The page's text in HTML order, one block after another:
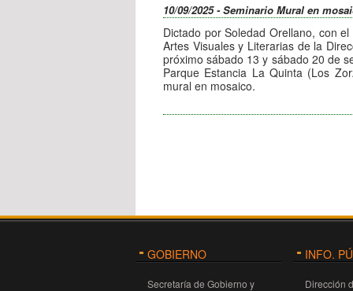
La visita de Bajków reviste una
cultura local y para la
fortalecer los lazos con la memoria y
autor que escribió gran parte de su
ciudad.
De esta manera, Villa Carlos Paz
un polo cultural y literario de
10/09/2025 - Seminario Mural en
Dictado por Soledad Orellano, con
Artes Visuales y Literarias de la
próximo sábado 13 y sábado 20 de
Parque Estancia La Quinta (Los
mural en mosaico.
Para informes e inscripciones
lunes a viernes.
GOBIERNO
Secretaría de Gobierno y
INFO.
Dirección